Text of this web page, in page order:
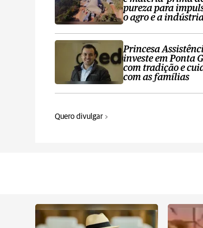
pureza para
o agro e a
Princesa
investe em Ponta
com tradição e
com as famílias
Quero divulgar